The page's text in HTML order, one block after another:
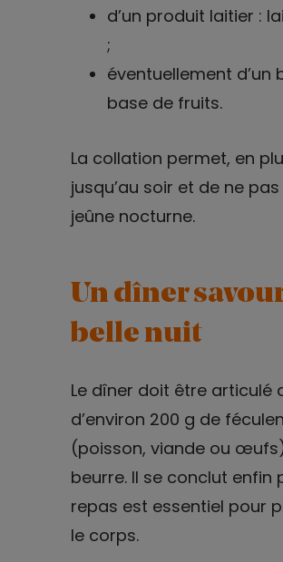
d’un produit laitier :
;
éventuellement d’un
base de fruits.
La collation permet, en
jusqu’au soir et de ne
jeûne nocturne.
Un dîner
belle nuit
Le dîner doit être articulé
d’environ 200 g de
(poisson, viande ou
beurre. Il se conclut enfin
repas est essentiel pour
le corps.